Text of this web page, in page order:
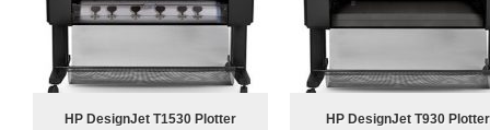
HP DesignJet T1530 Plotter
HP DesignJet T930 Plotter